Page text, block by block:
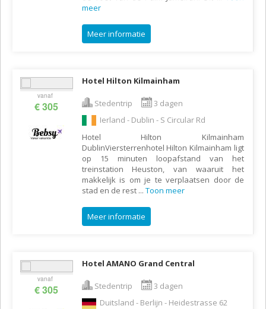
meer
Meer informatie
vanaf
€ 305
Hotel Hilton Kilmainham
Stedentrip
3 dagen
Ierland - Dublin - S Circular Rd
Hotel Hilton Kilmainham
DublinViersterrenhotel Hilton Kilmainham ligt
op 15 minuten loopafstand van het
treinstation Heuston, van waaruit het
makkelijk is om je te verplaatsen door de
stad en de rest ... Toon meer
Meer informatie
vanaf
€ 305
Hotel AMANO Grand Central
Stedentrip
3 dagen
Duitsland - Berlijn - Heidestrasse 62